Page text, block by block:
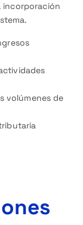
incorporación
volúmenes de